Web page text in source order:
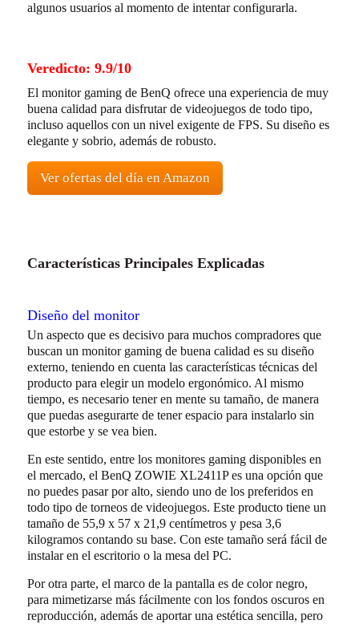
algunos usuarios al momento de intentar configurarla.
Veredicto: 9.9/10
El monitor gaming de BenQ ofrece una experiencia de muy
buena calidad para disfrutar de videojuegos de todo tipo,
incluso aquellos con un nivel exigente de FPS. Su diseño es
elegante y sobrio, además de robusto.
Ver ofertas del día en Amazon
Características Principales Explicadas
Diseño del monitor
Un aspecto que es decisivo para muchos compradores que
buscan un monitor gaming de buena calidad es su diseño
externo, teniendo en cuenta las características técnicas del
producto para elegir un modelo ergonómico. Al mismo
tiempo, es necesario tener en mente su tamaño, de manera
que puedas asegurarte de tener espacio para instalarlo sin
que estorbe y se vea bien.
En este sentido, entre los monitores gaming disponibles en
el mercado, el BenQ ZOWIE XL2411P es una opción que
no puedes pasar por alto, siendo uno de los preferidos en
todo tipo de torneos de videojuegos. Este producto tiene un
tamaño de 55,9 x 57 x 21,9 centímetros y pesa 3,6
kilogramos contando su base. Con este tamaño será fácil de
instalar en el escritorio o la mesa del PC.
Por otra parte, el marco de la pantalla es de color negro,
para mimetizarse más fácilmente con los fondos oscuros en
reproducción, además de aportar una estética sencilla, pero